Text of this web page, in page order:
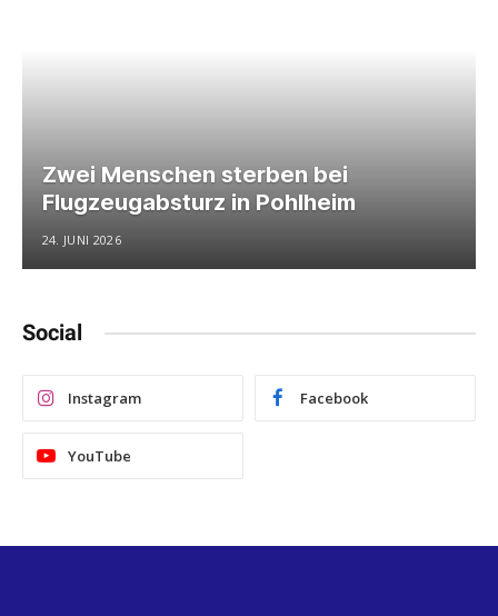
Zwei Menschen sterben bei
Flugzeugabsturz in Pohlheim
24. JUNI 2026
Social
Instagram Facebook
YouTube